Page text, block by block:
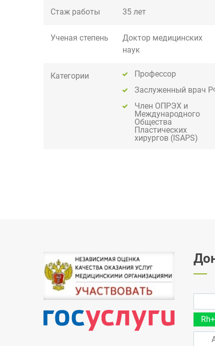
Стаж работы 35 лет
Ученая степень
Доктор медицинских
наук
Категории
Профессор
Заслуженный врач
Член ОПРЭХ и
Международного
Общества
Пластических
хирургов (ISAPS)
Rh+